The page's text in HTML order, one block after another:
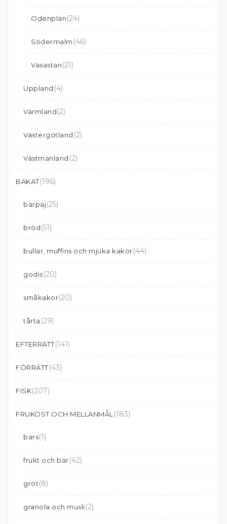
Odenplan(24)
Södermalm (46)
Vasastan(21)
Uppland (4)
Värmland(2)
Västergötland (2)
Västmanland (2)
BAKAT(196)
bärpaj(25)
bröd(51)
bullar, muffins och mjuka kakor(44)
godis(20)
småkakor(20)
tårta (29)
EFTERRÄTT(141)
FÖRRÄTT(43)
FISK(207)
FRUKOST OCH MELLANMÅL (183)
bars(1)
frukt och bär(42)
gröt(8)
granola och musli(2)